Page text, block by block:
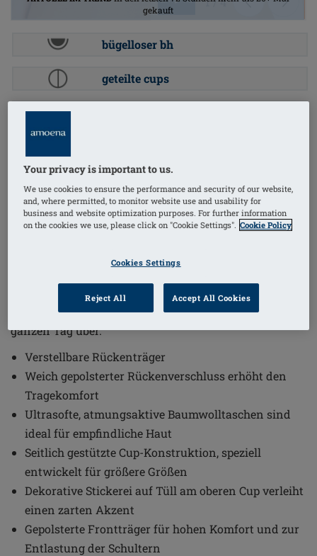
gekauft
bügelloser bh
geteilte cups
Bestellnummer: 44804 Isadora SB
€72.95
Preise inkl. MwSt. zzgl. Versandkosten
durchdachten Konstruktion bietet der Isadora SB
optimalen Halt und ein angenehmes Tragegefühl den
ganzen Tag über.
Verstellbare Rückenträger
Weich gepolsterter Rückenverschluss erhöht den
Tragekomfort
Ultrasofte, atmungsaktive Baumwolltaschen sind
ideal für empfindliche Haut
Seitlich gestützte Cup-Konstruktion, speziell
entwickelt für größere Größen
Dekorative Stickerei auf Tüll am oberen Cup verleiht
einen zarten Akzent
Gepolsterte Frontträger für hohen Komfort und zur
Entlastung der Schultern
Your privacy is important to us.
We use cookies to ensure the performance and security of our website,
and, where permitted, to monitor website use and usability for
business and website optimization purposes. For further information
on the cookies we use, please click on "Cookie Settings". Cookie Policy
Cookies Settings
Reject All Accept All Cookies